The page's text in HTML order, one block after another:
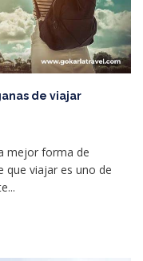
de viajar
mejor forma de
que viajar es uno de